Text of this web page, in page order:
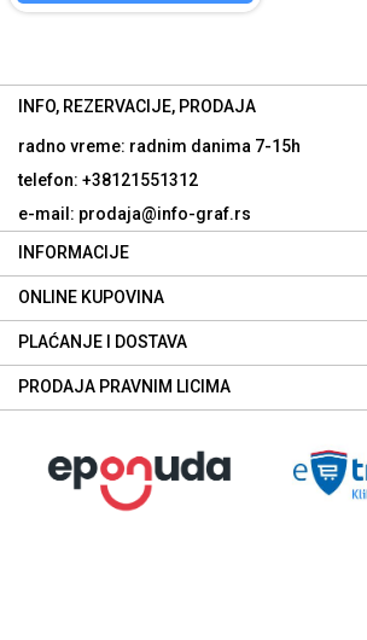
INFO, REZERVACIJE, PRODAJA
radno vreme: radnim danima 7-15h
telefon: +38121551312
e-mail: prodaja@info-graf.rs
INFORMACIJE
ONLINE KUPOVINA
PLAĆANJE I DOSTAVA
PRODAJA PRAVNIM LICIMA